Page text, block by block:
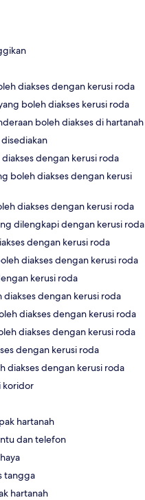
diakses dengan kerusi roda
boleh diakses kerusi roda
boleh diakses di hartanah
dengan kerusi roda
boleh diakses dengan kerusi
diakses dengan kerusi roda
dilengkapi dengan kerusi roda
dengan kerusi roda
diakses dengan kerusi roda
kerusi roda
dengan kerusi roda
diakses dengan kerusi roda
diakses dengan kerusi roda
dengan kerusi roda
diakses dengan kerusi roda
koridor
hartanah
dan telefon
tangga
hartanah